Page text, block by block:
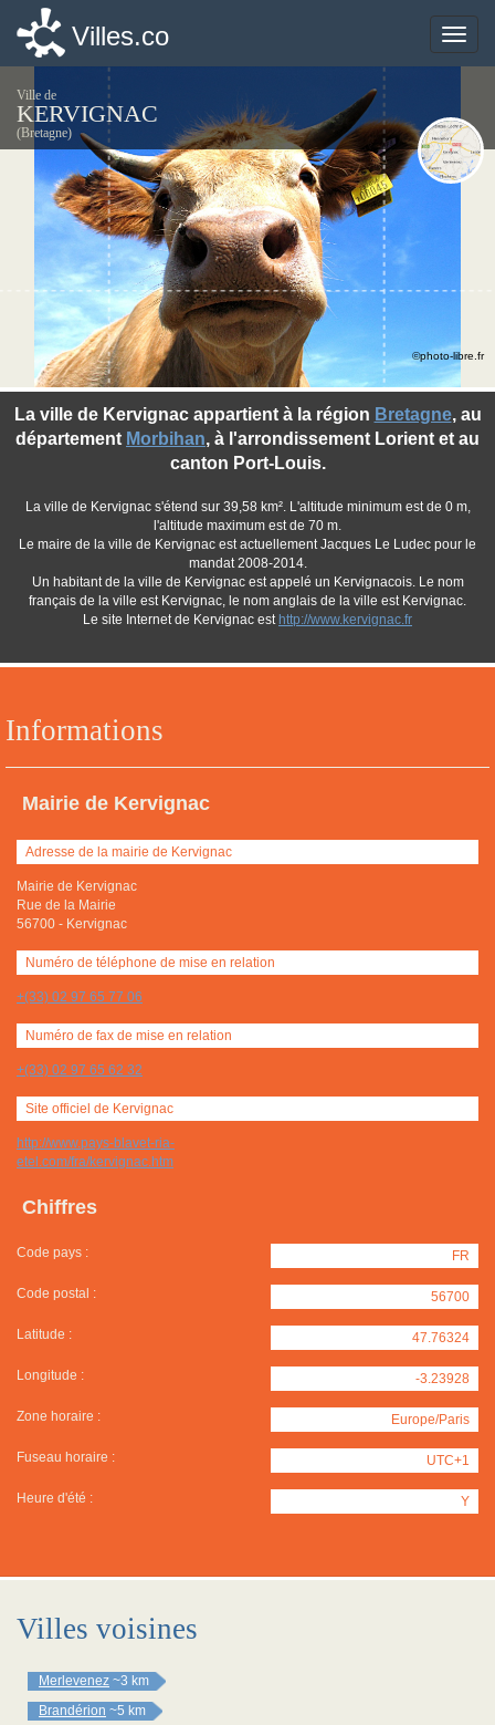
Toggle
Villes.co
Ville de
KERVIGNAC
(Bretagne)
Informations
Mairie de Kervignac
Adresse de la mairie de Kervignac
Mairie de Kervignac
Rue de la Mairie
56700 - Kervignac
Numéro de téléphone de mise en relation
+(33) 02 97 65 77 06
Numéro de fax de mise en relation
+(33) 02 97 65 62 32
Site officiel de Kervignac
http://www.pays-blavet-ria-
etel.com/fra/kervignac.htm
Chiffres
Code pays : FR
Code postal : 56700
Latitude : 47.76324
Longitude : -3.23928
Zone horaire : Europe/Paris
Fuseau horaire : UTC+1
Heure d'été : Y
La ville de Kervignac appartient à la région Bretagne, au
département Morbihan, à l'arrondissement Lorient et au
canton Port-Louis.
La ville de Kervignac s'étend sur 39,58 km². L'altitude minimum est de 0 m,
l'altitude maximum est de 70 m.
Le maire de la ville de Kervignac est actuellement Jacques Le Ludec pour le
mandat 2008-2014.
Un habitant de la ville de Kervignac est appelé un Kervignacois. Le nom
français de la ville est Kervignac, le nom anglais de la ville est Kervignac.
Le site Internet de Kervignac est http://www.kervignac.fr
©photo-libre.fr
Villes voisines
Merlevenez ~3 km
Brandérion ~5 km
Toggle
Villes.co